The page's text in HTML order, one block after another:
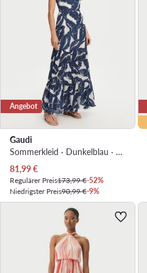
Angebot
Gaudi
Sommerkleid · Dunkelblau · Midi
Aktueller Preis
81,99€
Regulärer Preis173,99 €-52%
Niedrigster Preis90,99 €-9%